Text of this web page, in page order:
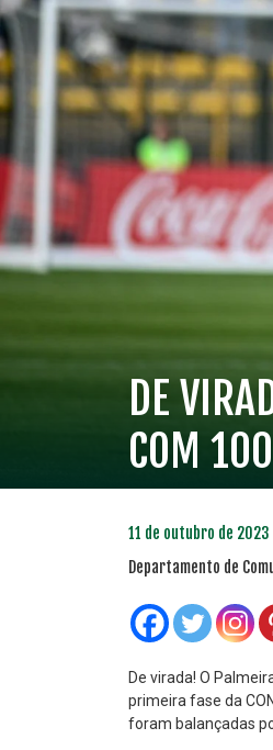
DE
COM
11 de outubro de
Departamento de
De virada! O
primeira fase da
foram balançadas
PLANO PRATA